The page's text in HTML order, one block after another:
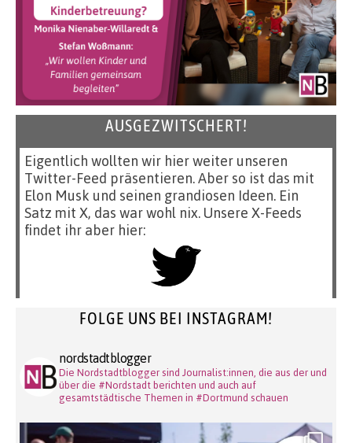
AUSGEZWITSCHERT!
Eigentlich wollten wir hier weiter unseren
Twitter-Feed präsentieren. Aber so ist das mit
Elon Musk und seinen grandiosen Ideen. Ein
Satz mit X, das war wohl nix. Unsere X-Feeds
findet ihr aber hier:
FOLGE UNS BEI INSTAGRAM!
nordstadtblogger
Die Nordstadtblogger sind Journalist:innen, die aus der und
über die #Nordstadt berichten und auch auf
gesamtstädtische Themen in #Dortmund schauen